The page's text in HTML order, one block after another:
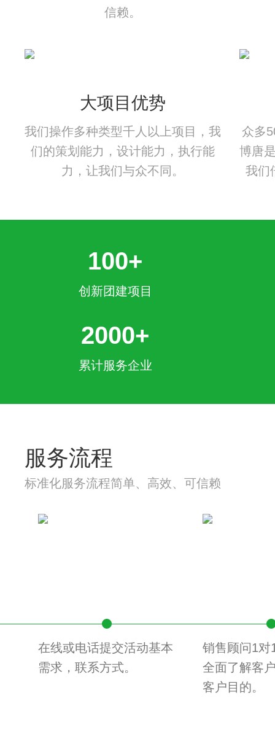
信赖。
大项目优势
我们操作多种类型千人以上项目，我
们的策划能力，设计能力，执行能
力，让我们与众不同。
众多
博唐
我们
100+
创新团建项目
2000+
累计服务企业
服务流程
标准化服务流程简单、高效、可信赖
在线或电话提交活动基本
需求，联系方式。
销售顾问1对
全面了解客
客户目的。